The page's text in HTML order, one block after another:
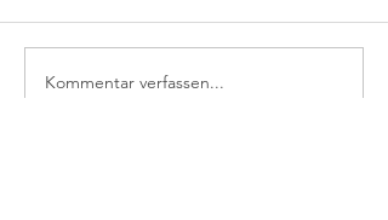
Kommentar verfassen...